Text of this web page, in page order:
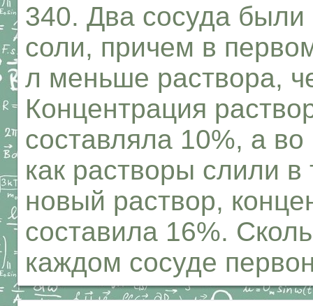
340. Два сосуда
соли, причем в
л меньше раствора,
Концентрация
составляла 10%, а
как растворы слили в
новый раствор,
составила 16%.
каждом сосуде